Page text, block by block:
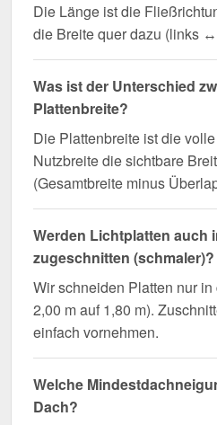
Die Länge ist die
die Breite quer dazu (links
Was ist der Unterschied
Plattenbreite?
Die Plattenbreite ist die
Nutzbreite die sichtbare
(Gesamtbreite minus
Werden Lichtplatten auch
zugeschnitten (schmaler)?
Wir schneiden Platten nur
2,00 m auf 1,80 m).
einfach vornehmen.
Welche
Dach?